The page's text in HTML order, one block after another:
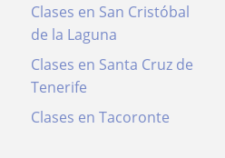
Clases en San Cristóbal
de la Laguna
Clases en Santa Cruz de
Tenerife
Clases en Tacoronte